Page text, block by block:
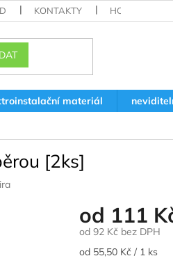
KONTAKTY HODNOCENÍ
materiál
[2ks]
od 111
od 92 Kč bez DPH
Měrná
od 55,50 Kč / 1 ks